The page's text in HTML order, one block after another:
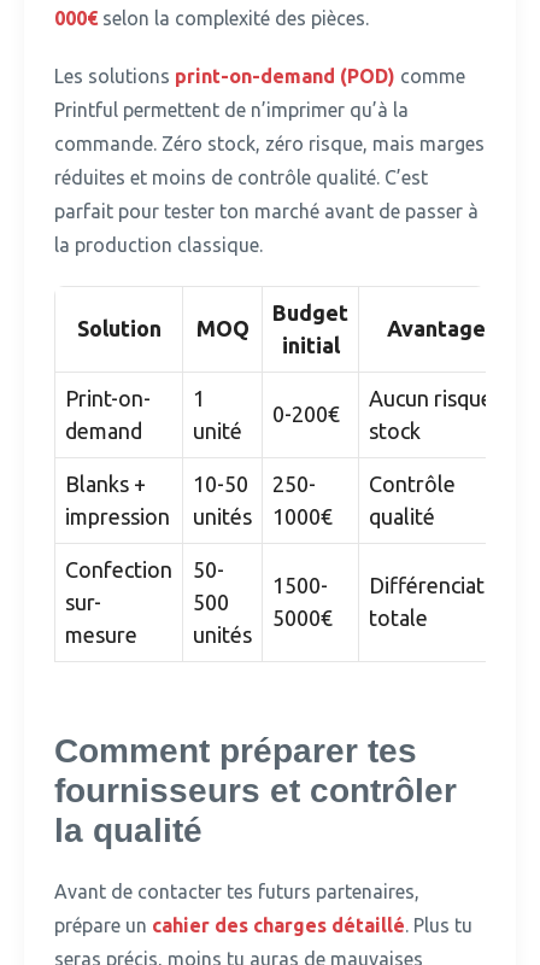
000€ selon la complexité des pièces.
Les solutions print-on-demand (POD) comme
Printful permettent de n’imprimer qu’à la
commande. Zéro stock, zéro risque, mais marges
réduites et moins de contrôle qualité. C’est
parfait pour tester ton marché avant de passer à
la production classique.
Solution MOQ
Budget
initial
Avantages
Print-on-
demand
1
unité
0-200€
Aucun risque
stock
Blanks +
impression
10-50
unités
250-
1000€
Contrôle
qualité
Confection
sur-
mesure
50-
500
unités
1500-
5000€
Différenciation
totale
Comment préparer tes
fournisseurs et contrôler
la qualité
Avant de contacter tes futurs partenaires,
prépare un cahier des charges détaillé. Plus tu
seras précis, moins tu auras de mauvaises